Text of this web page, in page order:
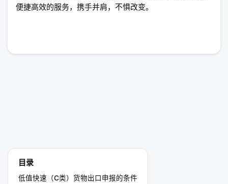
便捷高效的服务，携手并肩，不惧改变。
目录
低值快速（C类）货物出口申报的条件